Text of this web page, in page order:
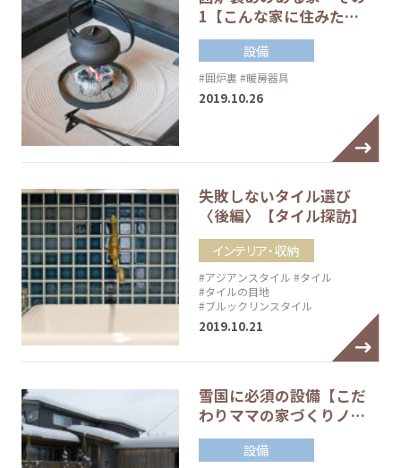
1【こんな家に住みた…
設備
#囲炉裏 #暖房器具
2019.10.26
失敗しないタイル選び
〈後編〉【タイル探訪】
インテリア・収納
#アジアンスタイル #タイル
#タイルの目地
#ブルックリンスタイル
2019.10.21
雪国に必須の設備【こだ
わりママの家づくりノ…
設備